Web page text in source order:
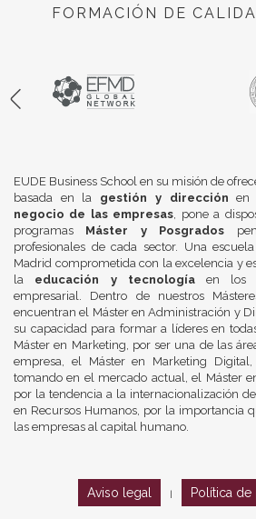
FORMACIÓN DE
EUDE Business School en su misión de
basada en la gestión y dirección en
negocio de las empresas, pone a
programas Máster y Posgrados
profesionales de cada sector. Una
Madrid comprometida con la excelencia y
la educación y tecnologíaen los
empresarial. Dentro de nuestros
encuentran el Máster en Administración y
su capacidad para formar a líderes en
Máster en Marketing, por ser una de las
empresa, el Máster en Marketing
tomando en el mercado actual, el Máster
por la tendencia a la internacionalización
en Recursos Humanos, por la importancia
las empresas al capital humano.
Aviso legal Política de